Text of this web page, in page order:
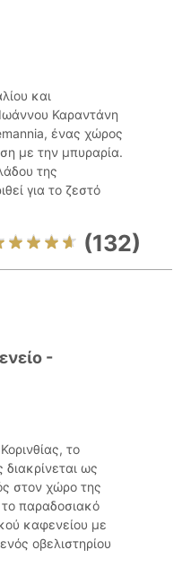
και
Καραντάνη
ένας χώρος
με την μπυραρία.
της
για το ζεστό
(132)
-
το
ως
στον χώρο της
παραδοσιακό
καφενείου με
οβελιστηρίου